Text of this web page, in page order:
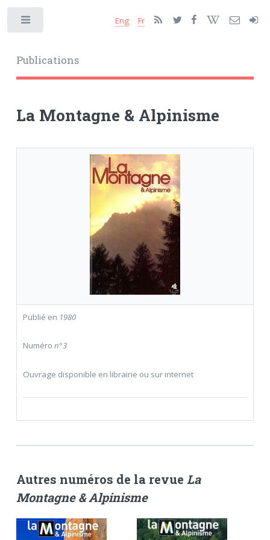
Publications
Eng Fr
La Montagne & Alpinisme
Publié en 1980
Numéro n°3
Ouvrage disponible en librairie ou sur internet
Autres numéros de la revue La
Montagne & Alpinisme